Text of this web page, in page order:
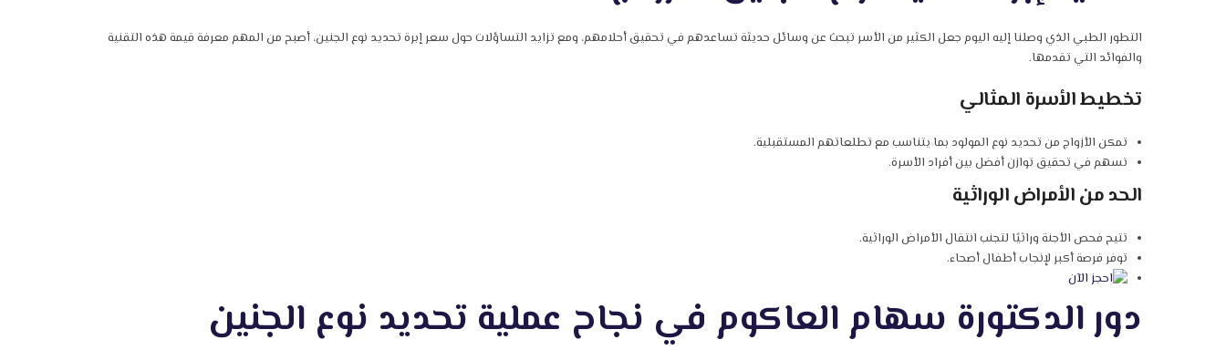
التطور الطبي الذي وصلنا إليه اليوم جعل الكثير من الأسر تبحث عن وسائل حديثة تساعدهم في تحقيق أحلامهم، ومع تزايد التساؤلات حول سعر إبرة تحديد نوع الجنين، أصبح من المهم معرفة قيمة هذه التقنية
والفوائد التي تقدمها.
تخطيط الأسرة المثالي
تمكن الأزواج من تحديد نوع المولود بما يتناسب مع تطلعاتهم المستقبلية.
تسهم في تحقيق توازن أفضل بين أفراد الأسرة.
الحد من الأمراض الوراثية
تتيح فحص الأجنة وراثيًا لتجنب انتقال الأمراض الوراثية.
توفر فرصة أكبر لإنجاب أطفال أصحاء.
دور الدكتورة سهام العاكوم في نجاح عملية تحديد نوع الجنين